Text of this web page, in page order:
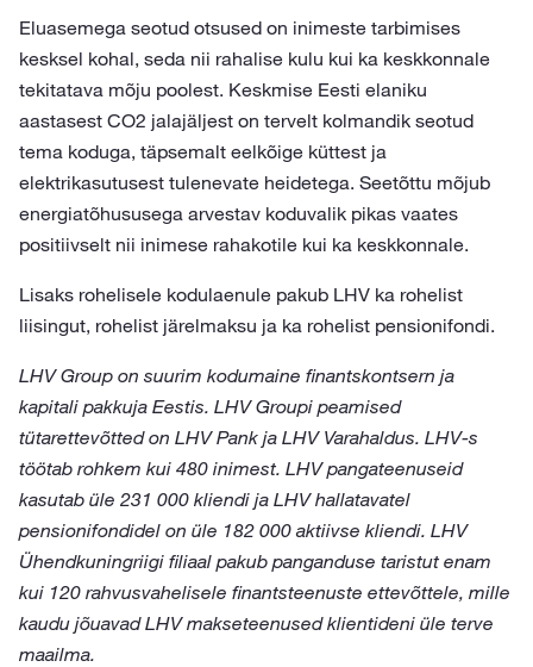
Eluasemega seotud otsused on inimeste tarbimises
kesksel kohal, seda nii rahalise kulu kui ka keskkonnale
tekitatava mõju poolest. Keskmise Eesti elaniku
aastasest CO2 jalajäljest on tervelt kolmandik seotud
tema koduga, täpsemalt eelkõige küttest ja
elektrikasutusest tulenevate heidetega. Seetõttu mõjub
energiatõhususega arvestav koduvalik pikas vaates
positiivselt nii inimese rahakotile kui ka keskkonnale.
Lisaks rohelisele kodulaenule pakub LHV ka rohelist
liisingut, rohelist järelmaksu ja ka rohelist pensionifondi.
LHV Group on suurim kodumaine finantskontsern ja
kapitali pakkuja Eestis. LHV Groupi peamised
tütarettevõtted on LHV Pank ja LHV Varahaldus. LHV-s
töötab rohkem kui 480 inimest. LHV pangateenuseid
kasutab üle 231 000 kliendi ja LHV hallatavatel
pensionifondidel on üle 182 000 aktiivse kliendi. LHV
Ühendkuningriigi filiaal pakub panganduse taristut enam
kui 120 rahvusvahelisele finantsteenuste ettevõttele, mille
kaudu jõuavad LHV makseteenused klientideni üle terve
maailma.